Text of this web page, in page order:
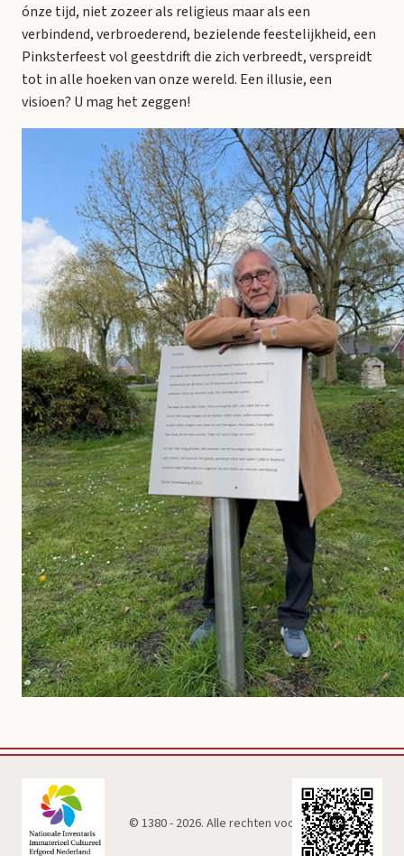
ónze tijd, niet zozeer als religieus maar als een
verbindend, verbroederend, bezielende feestelijkheid, een
Pinksterfeest vol geestdrift die zich verbreedt, verspreidt
tot in alle hoeken van onze wereld. Een illusie, een
visioen? U mag het zeggen!
© 1380 - 2026. Alle rechten voorbehouden.